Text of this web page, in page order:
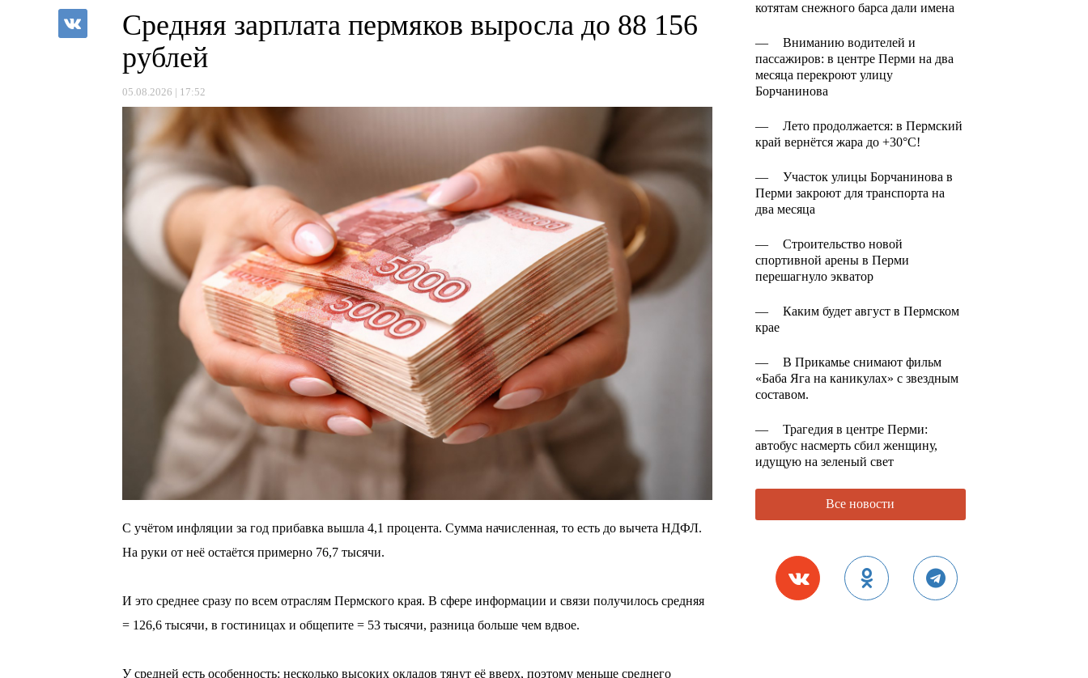
Средняя зарплата пермяков выросла до 88 156
рублей
05.08.2026 | 17:52
С учётом инфляции за год прибавка вышла 4,1 процента. Сумма начисленная, то есть до вычета НДФЛ.
На руки от неё остаётся примерно 76,7 тысячи.
И это среднее сразу по всем отраслям Пермского края. В сфере информации и связи получилось средняя
= 126,6 тысячи, в гостиницах и общепите = 53 тысячи, разница больше чем вдвое.
У средней есть особенность: несколько высоких окладов тянут её вверх, поэтому меньше среднего
котятам снежного барса дали имена
—
Вниманию водителей и
пассажиров: в центре Перми на два
месяца перекроют улицу
Борчанинова
—
Лето продолжается: в Пермский
край вернётся жара до +30°C!
—
Участок улицы Борчанинова в
Перми закроют для транспорта на
два месяца
—
Строительство новой
спортивной арены в Перми
перешагнуло экватор
—
Каким будет август в Пермском
крае
—
В Прикамье снимают фильм
«Баба Яга на каникулах» с звездным
составом.
—
Трагедия в центре Перми:
автобус насмерть сбил женщину,
идущую на зеленый свет
Все новости